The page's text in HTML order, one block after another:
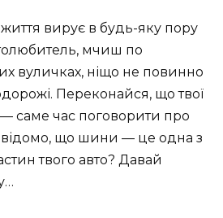
вирує в будь-яку пору
мчиш по
вуличках, ніщо не повинно
Переконайся, що твої
саме час поговорити про
відомо, що шини — це одна з
твого авто? Давай